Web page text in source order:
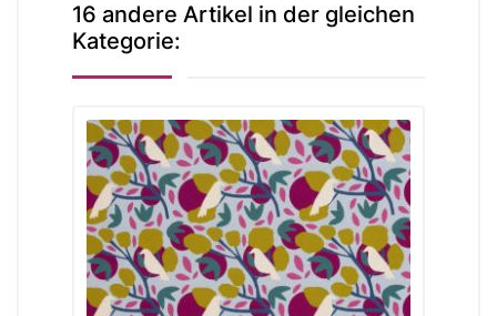
16 andere Artikel in der gleichen
Kategorie: